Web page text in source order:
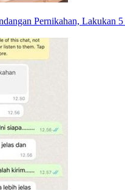
Pernikahan, Lakukan 5